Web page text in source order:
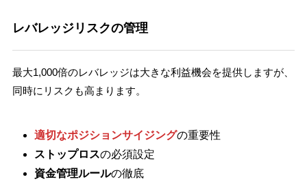
レバレッジリスクの管理
最大1,000倍のレバレッジは大きな利益機会を提供しますが、
同時にリスクも高まります。
適切なポジションサイジングの重要性
ストップロスの必須設定
資金管理ルールの徹底